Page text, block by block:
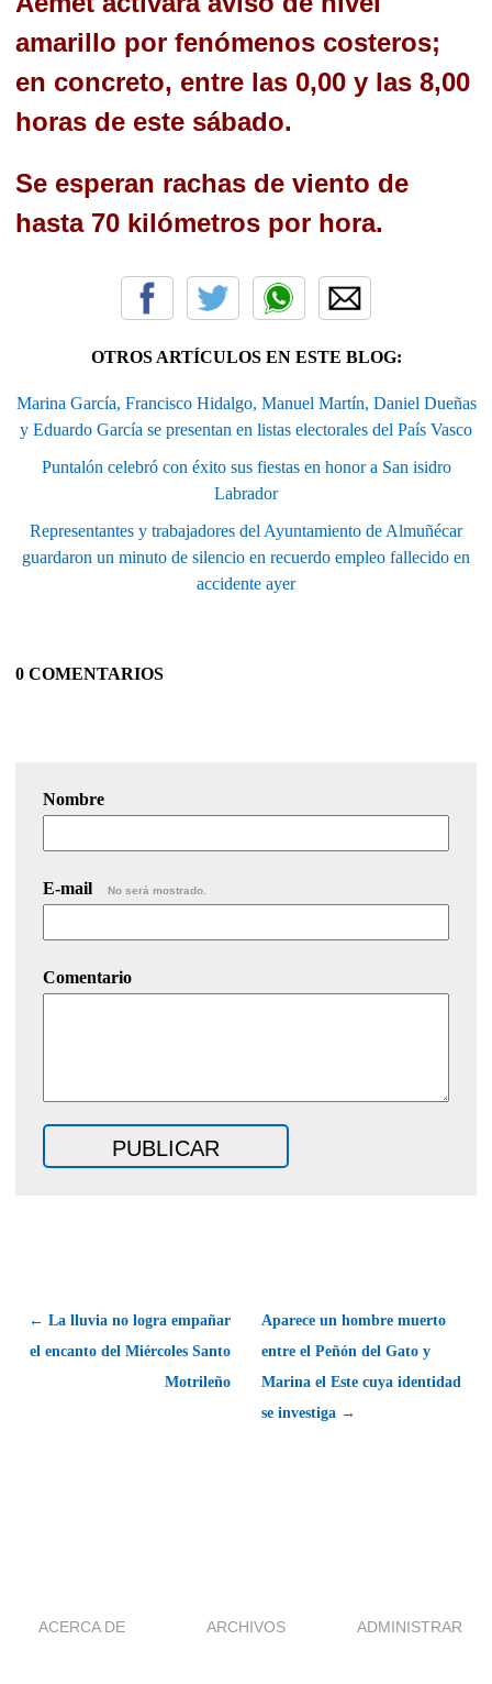
amarillo por fenómenos costeros;
en concreto, entre las 0,00 y las 8,00
horas de este sábado.
Se esperan rachas de viento de
hasta 70 kilómetros por hora.
OTROS ARTÍCULOS EN ESTE BLOG:
Marina García, Francisco Hidalgo, Manuel Martín, Daniel Dueñas
y Eduardo García se presentan en listas electorales del País Vasco
Puntalón celebró con éxito sus fiestas en honor a San isidro
Labrador
Representantes y trabajadores del Ayuntamiento de Almuñécar
guardaron un minuto de silencio en recuerdo empleo fallecido en
accidente ayer
0 COMENTARIOS
Nombre
E-mail No será mostrado.
Comentario
← La lluvia no logra empañar
el encanto del Miércoles Santo
Motrileño
Aparece un hombre muerto
entre el Peñón del Gato y
Marina el Este cuya identidad
se investiga →
ACERCA DE ARCHIVOS ADMINISTRAR